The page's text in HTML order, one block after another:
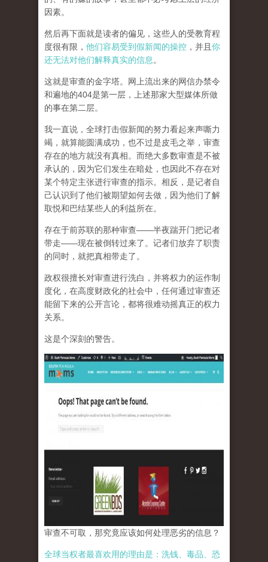
因素。
然后再下面就是读者的偏见，这些人的受教育程
度很有限， 他们容易受到假新闻的操控 ，并且 你
还无法对他们解释真实的信息 。
这就是审查的金字塔。网上流出来的网信办禁令
和遍地的404是第一层，上述那家大型媒体所做
的事在第二层。
我一直说，全球打击假新闻的努力看起来声嘶力
竭，就算能圆满成功，也不过是皮毛之举，审查
存在的地方就没有真相。而绝大多数审查是不被
承认的，因为它们发生在暗处，也因此不存在对
某个特定主张进行审查的指示。相反，是记者自
己认识到了他们被期望如何去做，因为他们了解
取悦和巴结某些人的利益所在。
存在于前苏联的那种审查——半夜踹开门把记者
带走——现在被倒转过来了。记者们放弃了职责
的同时，就把真相带走了。
政权很擅长对审查进行洗白，并将权力的运作制
度化，在高度财政化的社会中，任何通过审查还
能留下来的公开言论，都将很难动摇真正的权力
关系。
这是个深刻的警告。
审查不可取，那究竟应该如何处理恶劣的信息？
全球当权者最喜欢用的理由是：洗钱、毒品、恐